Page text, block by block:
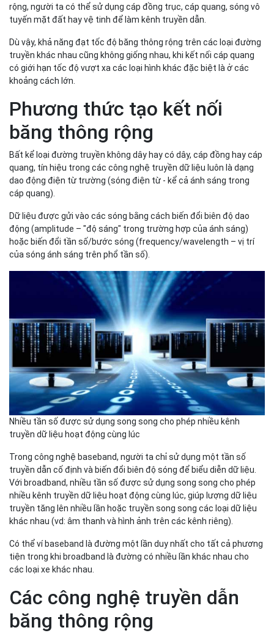
rộng, người ta có thể sử dụng cáp đồng trục, cáp quang, sóng vô
tuyến mặt đất hay vệ tinh để làm kênh truyền dẫn.
Dù vậy, khả năng đạt tốc độ băng thông rộng trên các loại đường
truyền khác nhau cũng không giống nhau, khi kết nối cáp quang
có giới hạn tốc độ vượt xa các loại hình khác đặc biệt là ở các
khoảng cách lớn.
Phương thức tạo kết nối
băng thông rộng
Bất kể loại đường truyền không dây hay có dây, cáp đồng hay cáp
quang, tín hiệu trong các công nghệ truyền dữ liệu luôn là dạng
dao động điện từ trường (sóng điện từ - kể cả ánh sáng trong
cáp quang).
Dữ liệu được gửi vào các sóng bằng cách biến đổi biên độ dao
động (amplitude – "độ sáng" trong trường hợp của ánh sáng)
hoặc biến đổi tần số/bước sóng (frequency/wavelength – vị trí
của sóng ánh sáng trên phổ tần số).
Nhiều tần số được sử dụng song song cho phép nhiều kênh
truyền dữ liệu hoạt động cùng lúc
Trong công nghệ baseband, người ta chỉ sử dụng một tần số
truyền dẫn cố định và biến đổi biên độ sóng để biểu diễn dữ liệu.
Với broadband, nhiều tần số được sử dụng song song cho phép
nhiều kênh truyền dữ liệu hoạt động cùng lúc, giúp lượng dữ liệu
truyền tăng lên nhiều lần hoặc truyền song song các loại dữ liệu
khác nhau (vd: âm thanh và hình ảnh trên các kênh riêng).
Có thể ví baseband là đường một lần duy nhất cho tất cả phương
tiện trong khi broadband là đường có nhiều lần khác nhau cho
các loại xe khác nhau.
Các công nghệ truyền dẫn
băng thông rộng